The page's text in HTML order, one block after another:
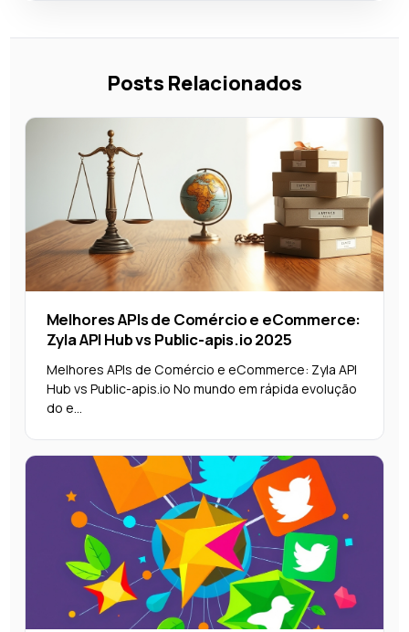
Posts Relacionados
Melhores APIs de Comércio e eCommerce:
Zyla API Hub vs Public-apis.io 2025
Melhores APIs de Comércio e eCommerce: Zyla API
Hub vs Public-apis.io No mundo em rápida evolução
do e...